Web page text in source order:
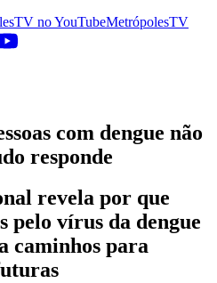
noYouTubeMetrópolesTV
com dengue não
responde
revela por que
pelo vírus da dengue
caminhos para